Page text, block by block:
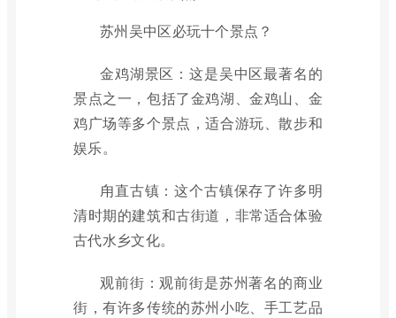
苏州吴中区必玩十个景点？
金鸡湖景区：这是吴中区最著名的
景点之一，包括了金鸡湖、金鸡山、金
鸡广场等多个景点，适合游玩、散步和
娱乐。
甪直古镇：这个古镇保存了许多明
清时期的建筑和古街道，非常适合体验
古代水乡文化。
观前街：观前街是苏州著名的商业
街，有许多传统的苏州小吃、手工艺品